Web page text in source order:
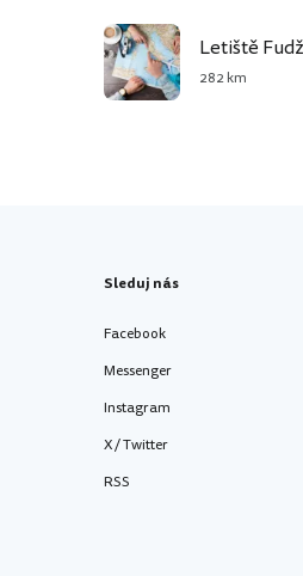
Letiště
282 km
Sleduj nás
Facebook
Messenger
Instagram
X / Twitter
RSS